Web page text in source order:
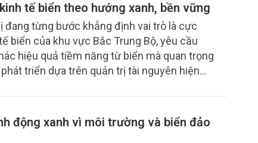
tế biển theo hướng xanh, bền vững
đang từng bước khẳng định vai trò là cực
biển của khu vực Bắc Trung Bộ, yêu cầu
hiệu quả tiềm năng từ biển mà quan trọng
triển dựa trên quản trị tài nguyên hiện
các vấn đề như chống khai thác hải sản
và không theo quy định (IUU), phục hồi
không gian phát triển ven biển theo
động xanh vì môi trường và biển đảo